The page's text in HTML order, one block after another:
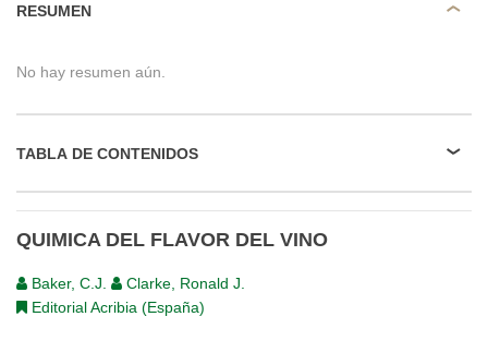
RESUMEN
No hay resumen aún.
TABLA DE CONTENIDOS
QUIMICA DEL FLAVOR DEL VINO
Baker, C.J.
Clarke, Ronald J.
Editorial Acribia (España)